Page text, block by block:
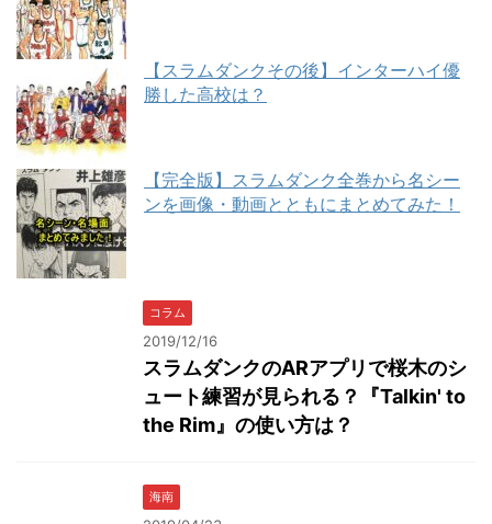
【スラムダンクその後】インターハイ優
勝した高校は？
【完全版】スラムダンク全巻から名シー
ンを画像・動画とともにまとめてみた！
コラム
2019/12/16
スラムダンクのARアプリで桜木のシ
ュート練習が見られる？『Talkin' to
the Rim』の使い方は？
海南